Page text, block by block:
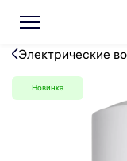
Электрические
Новинка